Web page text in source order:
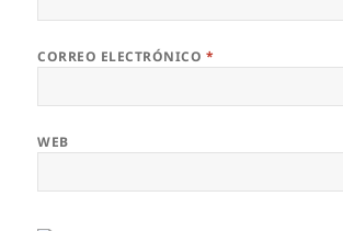
CORREO ELECTRÓNICO *
WEB